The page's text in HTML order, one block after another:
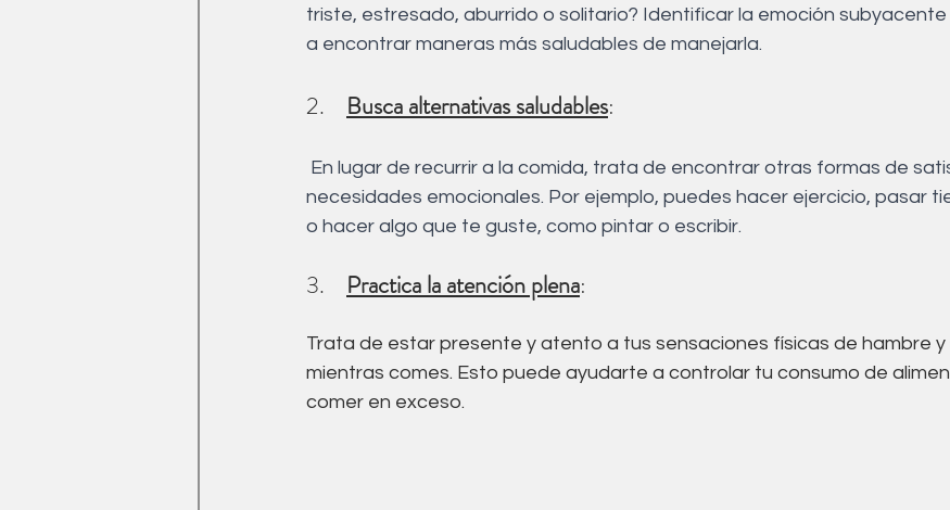
triste, estresado, aburrido o solitario? Identificar la emoción
a encontrar maneras más saludables de manejarla.
2. Busca alternativas saludables:
necesidades emocionales. Por ejemplo, puedes hacer ejercicio, pasar
o hacer algo que te guste, como pintar o escribir.
3. Practica la atención plena:
Trata de estar presente y atento a tus sensaciones físicas de hambre
mientras comes. Esto puede ayudarte a controlar tu consumo de
comer en exceso.